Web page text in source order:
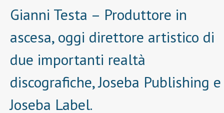
Gianni Testa – Produttore in
ascesa, oggi direttore artistico di
due importanti realtà
discografiche, Joseba Publishing e
Joseba Label.